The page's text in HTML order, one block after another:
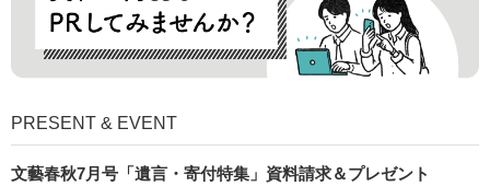
PRESENT & EVENT
文藝春秋7月号「遺言・寄付特集」資料請求＆プレゼント